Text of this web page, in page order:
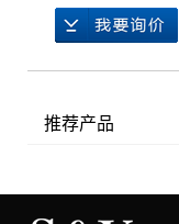
推荐产品